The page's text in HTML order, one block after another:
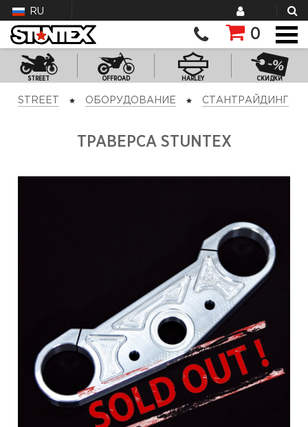
RU
0
STREET OFFROAD HARLEY СКИДКИ
STREET ОБОРУДОВАНИЕ СТАНТРАЙДИНГ
ТРАВЕРСА STUNTEX